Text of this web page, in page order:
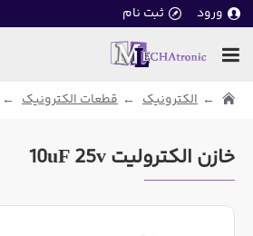
ورود ثبت نام
الکترونیک قطعات الکترونیک
خازن الکترولیت 10uF 25v